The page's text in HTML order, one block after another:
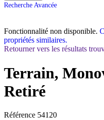
Recherche Avancée
Fonctionnalité non disponible.
propriétés similaires.
Retourner vers les résultats
Terrain,
Retiré
Référence 54120